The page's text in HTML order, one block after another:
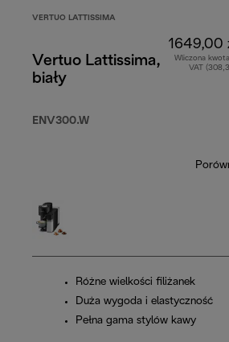
VERTUO LATTISSIMA
Vertuo Lattissima,
biały
ENV300.W
1649,00
Wliczona
VAT
Różne wielkości filiżanek
Duża wygoda i elastyczność
Pełna gama stylów kawy